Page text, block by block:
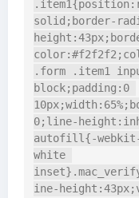
solid;border-
.form .item1
block;padding:0
0;line-
autofill{-webkit-
white
ine-